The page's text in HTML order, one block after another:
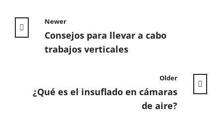
Newer
Consejos para llevar a cabo
trabajos verticales
Older
¿Qué es el insuflado en cámaras
de aire?